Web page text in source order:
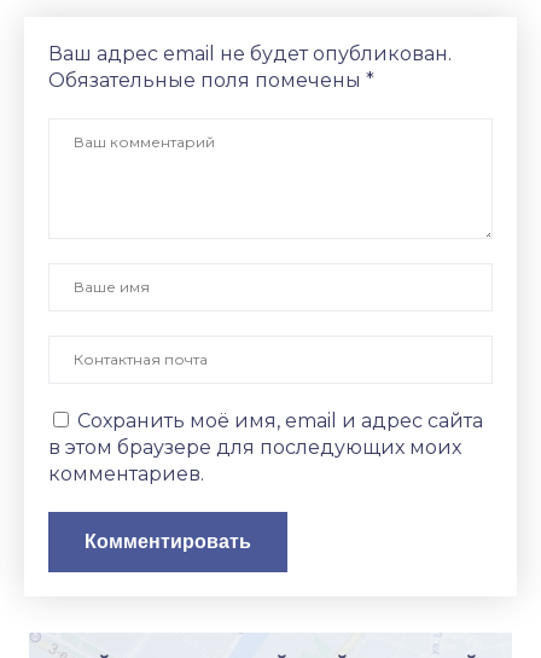
Ваш адрес email не будет опубликован.
Обязательные поля помечены *
Сохранить моё имя, email и адрес сайта
в этом браузере для последующих моих
комментариев.